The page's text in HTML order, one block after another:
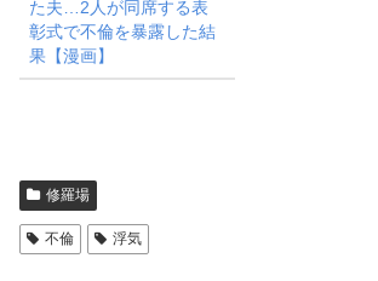
た夫…2人が同席する表
彰式で不倫を暴露した結
果【漫画】
修羅場
不倫 浮気